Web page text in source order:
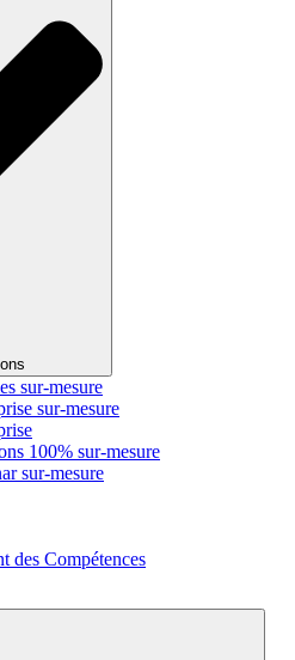
sur-mesure
sur-mesure
100% sur-mesure
sur-mesure
des Compétences